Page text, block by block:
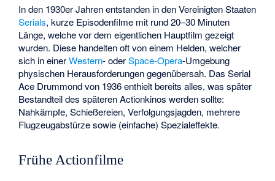
In den 1930er Jahren entstanden in den Vereinigten Staaten
Serials, kurze Episodenfilme mit rund 20–30 Minuten
Länge, welche vor dem eigentlichen Hauptfilm gezeigt
wurden. Diese handelten oft von einem Helden, welcher
sich in einerWestern- oderSpace-Opera-Umgebung
physischen Herausforderungen gegenübersah. Das Serial
Ace Drummondvon 1936 enthielt bereits alles, was später
Bestandteil des späteren Actionkinos werden sollte:
Nahkämpfe, Schießereien, Verfolgungsjagden, mehrere
Flugzeugabstürze sowie (einfache) Spezialeffekte.
Frühe Actionfilme